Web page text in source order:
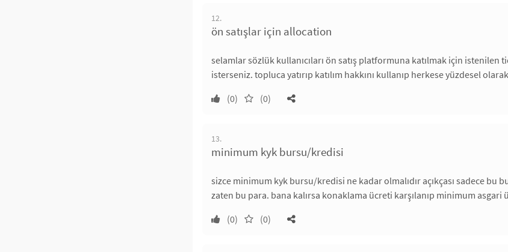
12.
ön satışlar için allocation
selamlar sözlük kullanıcıları ön satış platformuna katılmak için
isterseniz. topluca yatırıp katılım hakkını kullanıp herkese yüzdesel
(0)
(0)
13.
minimum kyk bursu/kredisi
sizce minimum kyk bursu/kredisi ne kadar olmalıdır açıkçası sadece
zaten bu para. bana kalırsa konaklama ücreti karşılanıp minimum asgari
(0)
(0)